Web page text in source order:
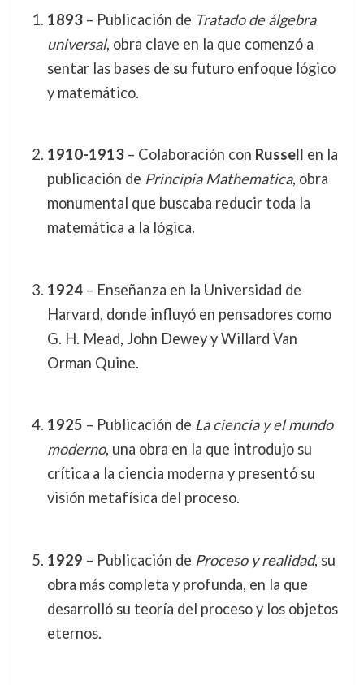
1893– Publicación de Tratado de álgebra
universal, obra clave en la que comenzó a
sentar las bases de su futuro enfoque lógico
y matemático.
1910-1913– Colaboración con Russell en la
publicación de Principia Mathematica, obra
monumental que buscaba reducir toda la
matemática a la lógica.
1924– Enseñanza en la Universidad de
Harvard, donde influyó en pensadores como
G. H. Mead, John Dewey y Willard Van
Orman Quine.
1925 – Publicación de La ciencia y el mundo
moderno, una obra en la que introdujo su
crítica a la ciencia moderna y presentó su
visión metafísica del proceso.
1929 – Publicación de Proceso y realidad, su
obra más completa y profunda, en la que
desarrolló su teoría del proceso y los objetos
eternos.